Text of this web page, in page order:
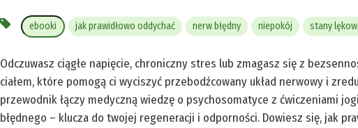
ebooki jak prawidłowo oddychać nerw błędny niepokój stany
Odczuwasz ciągłe napięcie, chroniczny stres lub zmagasz się z
ciałem, które pomogą ci wyciszyć przebodźcowany układ nerwowy i
przewodnik łączy medyczną wiedzę o psychosomatyce z ćwiczeniami
błędnego – klucza do twojej regeneracji i odporności. Dowiesz się, jak